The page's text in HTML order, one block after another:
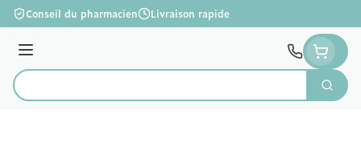
Aller au contenu
Conseil du pharmacien Livraison rapide
Menu
Rechercher